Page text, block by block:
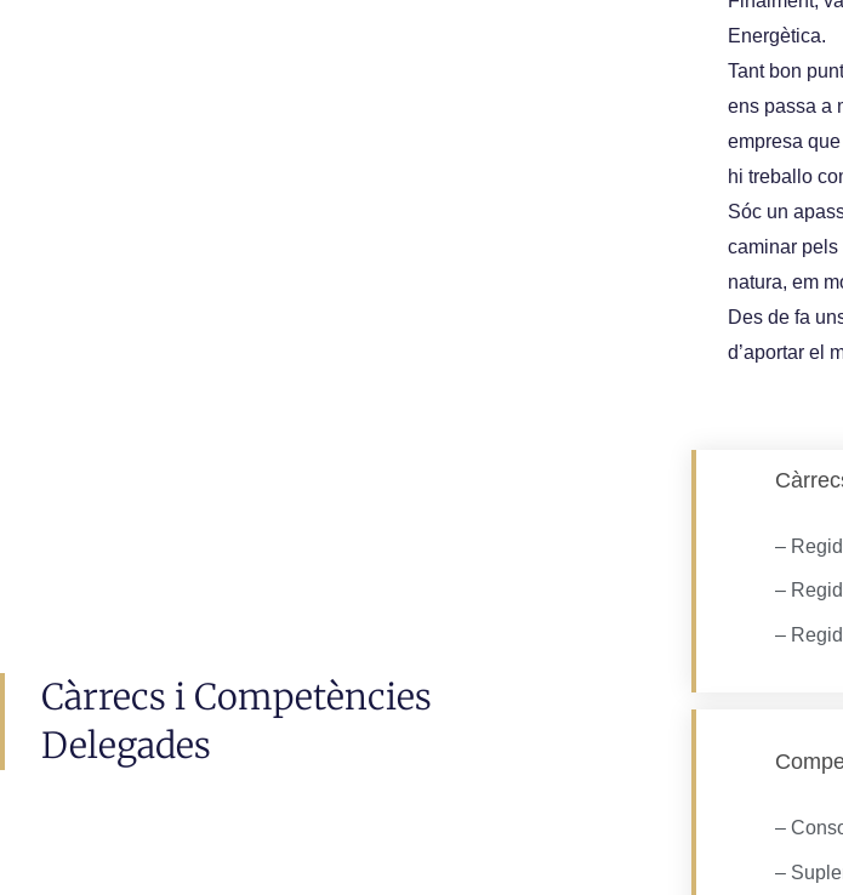
Energètica.
Tant bon
ens passa a
empresa
hi treballo
Sóc un
caminar pels
natura, em
Des de fa
d’aportar el
Càrrecs i Competències
Delegades
–
–
–
–
–